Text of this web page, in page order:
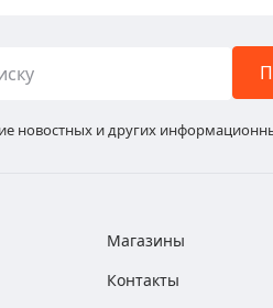
новостных и других
Магазины
Контакты